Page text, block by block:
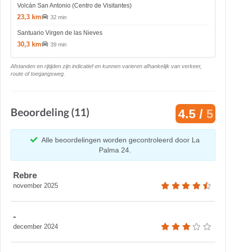
Volcán San Antonio (Centro de Visitantes)
23,3 km 32 min
Santuario Virgen de las Nieves
30,3 km 39 min
Afstanden en rijtijden zijn indicatief en kunnen varieren afhankelijk van verkeer,
route of toegangsweg.
Beoordeling (11) 4.5 / 5
Alle beoordelingen worden gecontroleerd door La
Palma 24.
Rebre
november 2025
-
december 2024